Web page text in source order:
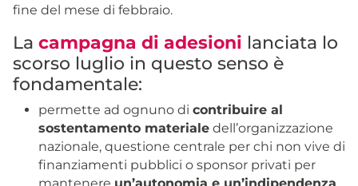
fine del mese di febbraio.
La campagna di adesioni lanciata lo
scorso luglio in questo senso è
fondamentale:
permette ad ognuno di contribuire al
sostentamento materiale dell’organizzazione
nazionale, questione centrale per chi non vive di
finanziamenti pubblici o sponsor privati per